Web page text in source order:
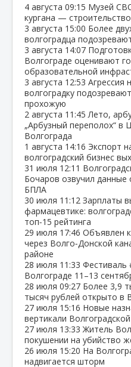
4 августа 09:15 Музей
кургана —
3 августа 15:00 Более
волгоградца
3 августа 14:07
Волгограде оценивают
образовательной
3 августа 12:53 Агрессия
волгоградку
прохожую
2 августа 11:45 Лето,
„Арбузный переполох“ в
Волгограда
1 августа 14:16 Экспорт
волгоградский бизнес
31 июля 12:11
Бочаров озвучил данные
БПЛА
30 июля 11:12 Зарплаты
фармацевтике:
топ‑15 рейтинга
29 июля 17:46 Объявлен
через Волго‑Донской
районе
28 июля 11:33 Фестиваль
Волгограде 11–13
28 июля 09:27 Более 3,9
тысяч рублей открыто в
27 июля 15:16 Новые
вертикали
27 июля 13:33 Житель
покушении на убийство
26 июля 15:20 На
надвигается шторм